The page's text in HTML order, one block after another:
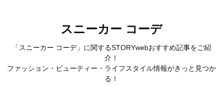
スニーカー コーデ
「スニーカー コーデ」に関するSTORYwebおすすめ記事をご紹
介！
ファッション・ビューティー・ライフスタイル情報がきっと見つか
る！